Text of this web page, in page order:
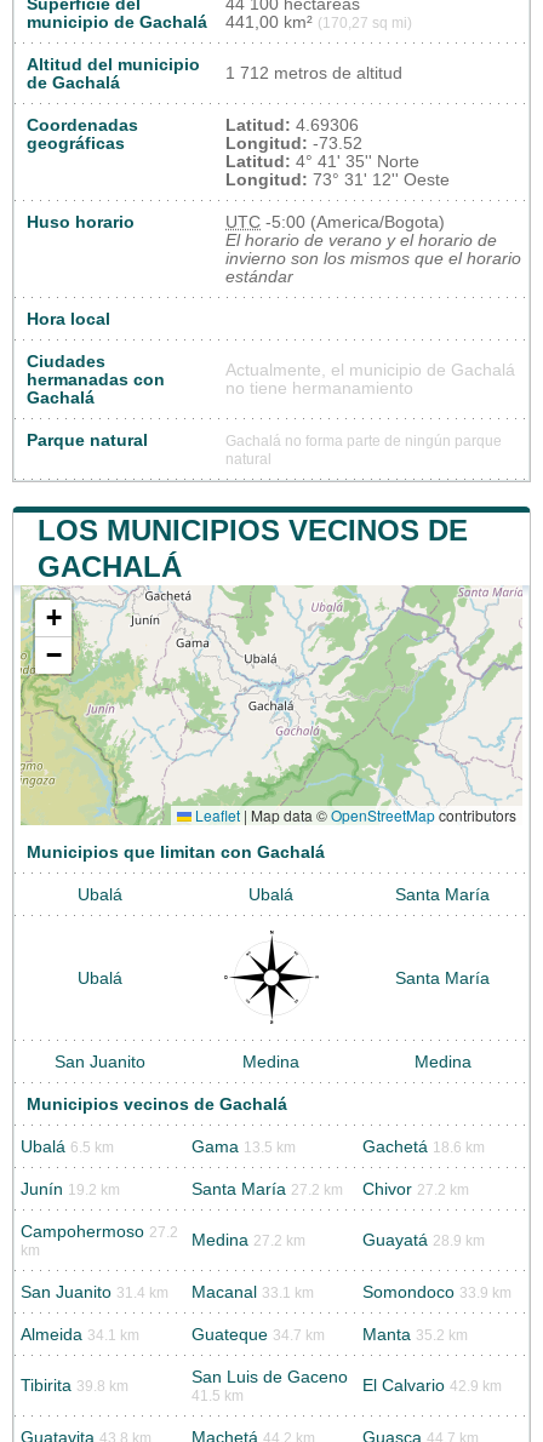
Superficie del
municipio de Gachalá
44 100 hectáreas
441,00 km² (170,27 sq mi)
Altitud del municipio
de Gachalá
1 712 metros de altitud
Coordenadas
geográficas
Latitud: 4.69306
Longitud: -73.52
Latitud: 4° 41' 35'' Norte
Longitud: 73° 31' 12'' Oeste
Huso horario UTC -5:00 (America/Bogota)
El horario de verano y el horario de
invierno son los mismos que el horario
estándar
Hora local
Ciudades
hermanadas con
Gachalá
Actualmente, el municipio de Gachalá
no tiene hermanamiento
Parque natural
Gachalá no forma parte de ningún parque
natural
LOS MUNICIPIOS VECINOS DE
GACHALÁ
+
−
Leaflet | Map data ©OpenStreetMapcontributors
Municipios que limitan con Gachalá
Ubalá Ubalá Santa María
Ubalá Santa María
San Juanito Medina Medina
Municipios vecinos de Gachalá
Ubalá 6.5 km Gama 13.5 km Gachetá 18.6 km
Junín 19.2 km Santa María 27.2 km Chivor 27.2 km
Campohermoso 27.2
km
Medina 27.2 km Guayatá 28.9 km
San Juanito 31.4 km Macanal 33.1 km Somondoco 33.9 km
Almeida 34.1 km Guateque 34.7 km Manta 35.2 km
Tibirita 39.8 km San Luis de Gaceno
41.5 km
El Calvario 42.9 km
Guatavita 43.8 km Machetá 44.2 km Guasca 44.7 km